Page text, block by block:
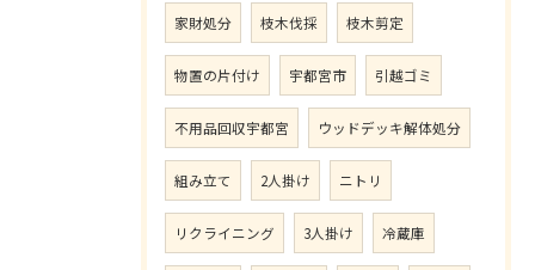
家財処分 枝木伐採 枝木剪定
物置の片付け 宇都宮市 引越ゴミ
不用品回収宇都宮 ウッドデッキ解体処分
組み立て 2人掛け ニトリ
リクライニング 3人掛け 冷蔵庫